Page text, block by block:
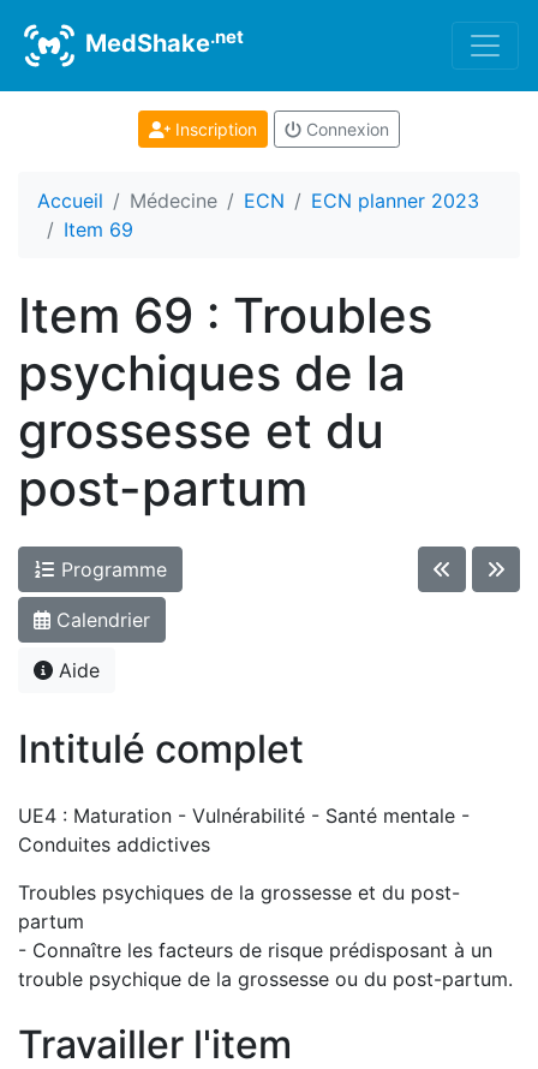
MedShake.net
Inscription Connexion
Accueil Médecine ECN
ECN planner 2023
Item 69
Item 69 : Troubles
psychiques de la
grossesse et du
post-partum
Programme
Calendrier
Aide
Intitulé complet
UE4 : Maturation - Vulnérabilité - Santé mentale -
Conduites addictives
Troubles psychiques de la grossesse et du post-
partum
- Connaître les facteurs de risque prédisposant à un
trouble psychique de la grossesse ou du post-partum.
Travailler l'item